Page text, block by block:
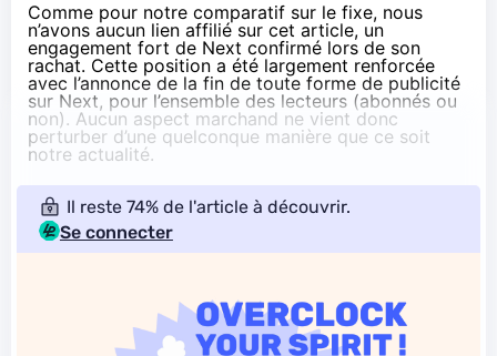
Comme pour notre comparatif sur le fixe, nous
n’avons aucun lien affilié sur cet article, un
engagement fort de Next confirmé lors de son
rachat. Cette position a été largement renforcée
avec l’annonce de la fin de toute forme de publicité
sur Next, pour l’ensemble des lecteurs (abonnés ou
non). Aucun aspect marchand ne vient donc
perturber d’une quelconque manière que ce soit
notre actualité.
Il reste 74% de l'article à découvrir.
Se connecter